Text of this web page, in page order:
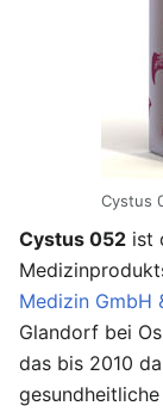
Cystus
Cystus 052 ist
Medizin GmbH
Glandorf bei
das bis 2010